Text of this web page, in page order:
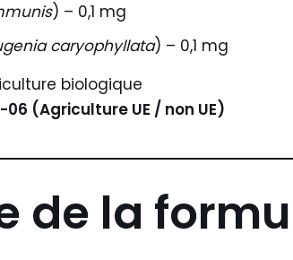
) – 0,1 mg
caryophyllata) – 0,1 mg
biologique
06 (Agriculture UE / non UE)
de la